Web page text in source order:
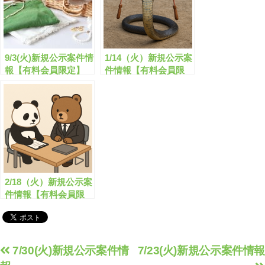
9/3(火)新規公示案件情
報【有料会員限定】
1/14（火）新規公示案
件情報【有料会員限
2/18（火）新規公示案
件情報【有料会員限
投
7/23(火)新規公示案件情報
7/30(火)新規公示案件情